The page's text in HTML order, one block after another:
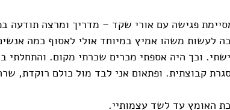
פגישה עם אורי שקד – מדריך ומרצה תודעה
לעשות משהו אמיץ במיוחד אולי לאסוף כמה
וכך היה אספתי מכרים שכרתי מקום. והתחלתי
קבוצתית. ופתאום אני לבד מול כולם רוקדת,
האומץ עד לשד עצמותיי.